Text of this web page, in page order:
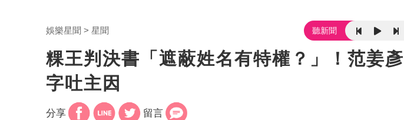
娛樂星聞 星聞 聽新聞
粿王判決書「遮蔽姓名有特權？」！范姜
字吐主因
分享 留言